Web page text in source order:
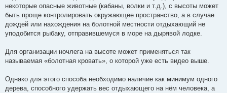
о
л
е
н
некоторые опасные животные (кабаны, волки и т.д.), с высоты может
быть проще контролировать окружающее пространство, а в случае
дождей или нахождения на болотной местности отдыхающий не
уподобится рыбаку, отправившемуся в море на дырявой лодке.
Для организации ночлега на высоте может применяться так
называемая «болотная кровать», о которой уже есть видео выше.
Однако для этого способа необходимо наличие как минимум одного
дерева, способного удержать вес отдыхающего на нём человека, а